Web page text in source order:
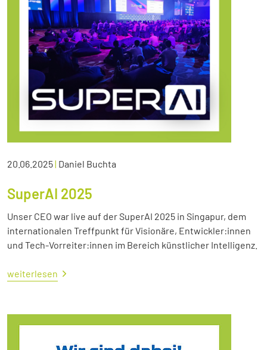
20.06.2025| Daniel Buchta
SuperAI 2025
Unser CEO war live auf der SuperAI 2025 in Singapur, dem
internationalen Treffpunkt für Visionäre, Entwickler:innen
und Tech-Vorreiter:innen im Bereich künstlicher Intelligenz.
weiterlesen